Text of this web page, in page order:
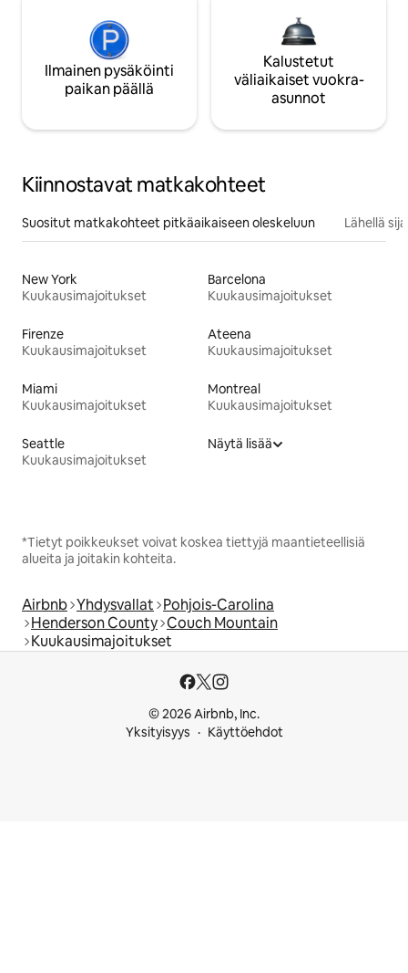
Ilmainen pysäköinti
paikan päällä
Kalustetut
väliaikaiset vuokra-
asunnot
Kiinnostavat matkakohteet
Suositut matkakohteet pitkäaikaiseen oleskeluun Lähellä
New York
Kuukausimajoitukset
Barcelona
Kuukausimajoitukset
Firenze
Kuukausimajoitukset
Ateena
Kuukausimajoitukset
Miami
Kuukausimajoitukset
Montreal
Kuukausimajoitukset
Seattle
Kuukausimajoitukset
Näytä lisää
*Tietyt poikkeukset voivat koskea tiettyjä maantieteellisiä
alueita ja joitakin kohteita.
Airbnb Yhdysvallat Pohjois-Carolina
Henderson County Couch Mountain
Kuukausimajoitukset
© 2026 Airbnb, Inc.
Yksityisyys
Käyttöehdot